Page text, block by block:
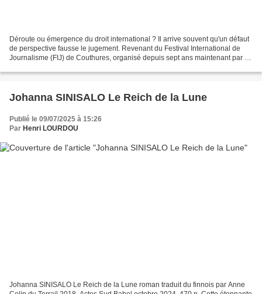
Déroute ou émergence du droit international ? Il arrive souvent qu'un défaut
de perspective fausse le jugement. Revenant du Festival International de
Journalisme (FIJ) de Couthures, organisé depuis sept ans maintenant par le
Johanna SINISALO Le Reich de la Lune
Publié le 09/07/2025 à 15:26
Par Henri LOURDOU
Johanna SINISALO Le Reich de la Lune roman traduit du finnois par Anne